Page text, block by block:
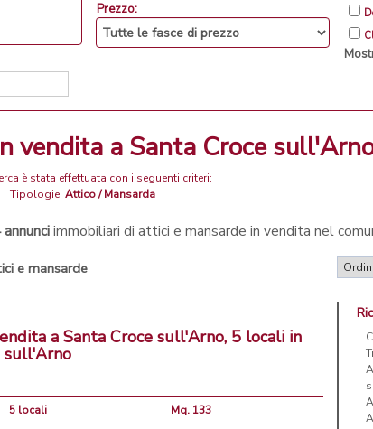
Prezzo:
vendita a Santa Croce
è stata effettuata con i seguenti criteri:
Tipologie: Attico / Mansarda
annunciimmobiliari di attici e mansarde in vendita nel
e mansarde
a Santa Croce sull'Arno, 5 locali in
sull'Arno
5 locali Mq. 133